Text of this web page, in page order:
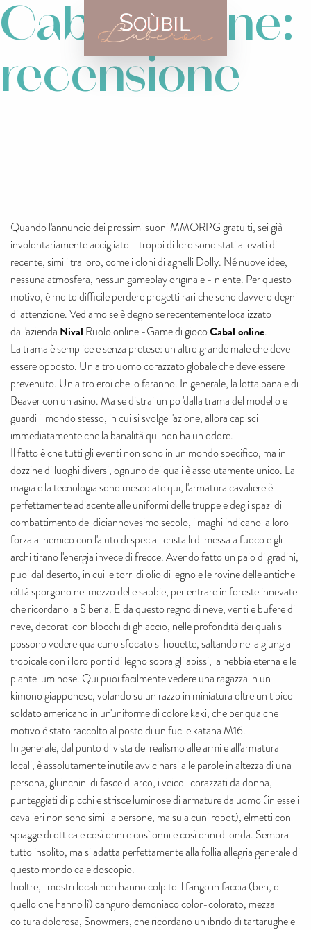
Cabal Online:
recensione
Quando l'annuncio dei prossimi suoni MMORPG gratuiti, sei già
involontariamente accigliato - troppi di loro sono stati allevati di
recente, simili tra loro, come i cloni di agnelli Dolly. Né nuove idee,
nessuna atmosfera, nessun gameplay originale - niente. Per questo
motivo, è molto difficile perdere progetti rari che sono davvero degni
di attenzione. Vediamo se è degno se recentemente localizzato
dall'azienda Nival Ruolo online -Game di giocoCabal online.
La trama è semplice e senza pretese: un altro grande male che deve
essere opposto. Un altro uomo corazzato globale che deve essere
prevenuto. Un altro eroi che lo faranno. In generale, la lotta banale di
Beaver con un asino. Ma se distrai un po 'dalla trama del modello e
guardi il mondo stesso, in cui si svolge l'azione, allora capisci
immediatamente che la banalità qui non ha un odore.
Il fatto è che tutti gli eventi non sono in un mondo specifico, ma in
dozzine di luoghi diversi, ognuno dei quali è assolutamente unico. La
magia e la tecnologia sono mescolate qui, l'armatura cavaliere è
perfettamente adiacente alle uniformi delle truppe e degli spazi di
combattimento del diciannovesimo secolo, i maghi indicano la loro
forza al nemico con l'aiuto di speciali cristalli di messa a fuoco e gli
archi tirano l'energia invece di frecce. Avendo fatto un paio di gradini,
puoi dal deserto, in cui le torri di olio di legno e le rovine delle antiche
città sporgono nel mezzo delle sabbie, per entrare in foreste innevate
che ricordano la Siberia. E da questo regno di neve, venti e bufere di
neve, decorati con blocchi di ghiaccio, nelle profondità dei quali si
possono vedere qualcuno sfocato silhouette, saltando nella giungla
tropicale con i loro ponti di legno sopra gli abissi, la nebbia eterna e le
piante luminose. Qui puoi facilmente vedere una ragazza in un
kimono giapponese, volando su un razzo in miniatura oltre un tipico
soldato americano in un'uniforme di colore kaki, che per qualche
motivo è stato raccolto al posto di un fucile katana M16.
In generale, dal punto di vista del realismo alle armi e all'armatura
locali, è assolutamente inutile avvicinarsi alle parole in altezza di una
persona, gli inchini di fasce di arco, i veicoli corazzati da donna,
punteggiati di picchi e strisce luminose di armature da uomo (in esse i
cavalieri non sono simili a persone, ma su alcuni robot), elmetti con
spiagge di ottica e così onni e così onni e così onni di onda. Sembra
tutto insolito, ma si adatta perfettamente alla follia allegria generale di
questo mondo caleidoscopio.
Inoltre, i mostri locali non hanno colpito il fango in faccia (beh, o
quello che hanno lì) canguro demoniaco color-colorato, mezza
coltura dolorosa, Snowmers, che ricordano un ibrido di tartarughe e